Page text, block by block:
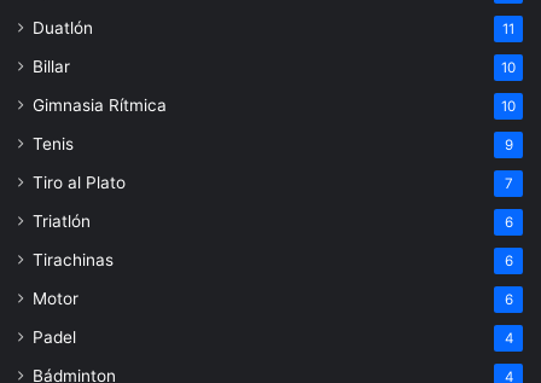
Duatlón 11
Billar 10
Gimnasia Rítmica 10
Tenis 9
Tiro al Plato 7
Triatlón 6
Tirachinas 6
Motor 6
Padel 4
Bádminton 4